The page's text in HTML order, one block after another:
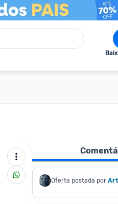
Oferta postada por